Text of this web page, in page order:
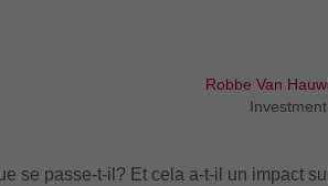
Robbe Van
se passe-t-il? Et cela a-t-il un impact